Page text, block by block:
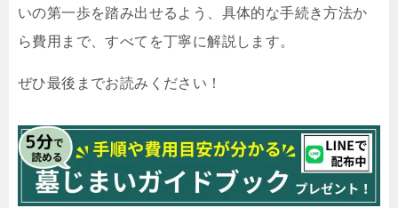
いの第一歩を踏み出せるよう、具体的な手続き方法か
ら費用まで、すべてを丁寧に解説します。
ぜひ最後までお読みください！